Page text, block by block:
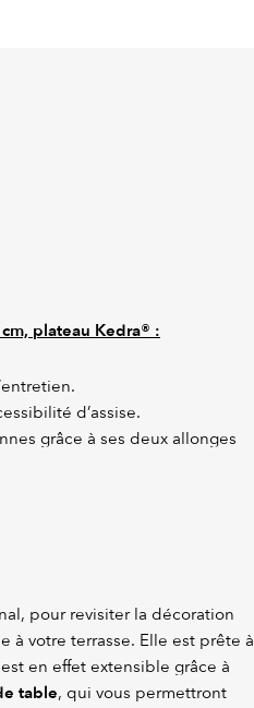
plateau Kedra® :
d’assise.
grâce à ses deux allonges
pour revisiter la décoration
à votre terrasse. Elle est prête à
en effet extensible grâce à
table, qui vous permettront